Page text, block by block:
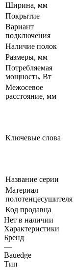
Ширина, мм
Покрытие
Вариант
подключения
Наличие полок
Размеры, мм
Потребляемая
мощность, Вт
Межосевое
расстояние, мм
Ключевые слова
Название серии
Материал
полотенцесушителя
Код продавца
Нет в наличии
Характеристики
Бренд
—
Bauedge
Тип